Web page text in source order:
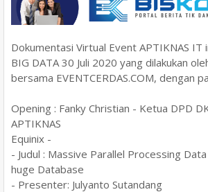
Dokumentasi Virtual Event APTIKNAS IT
BIG DATA 30 Juli 2020 yang dilakukan
bersama EVENTCERDAS.COM, dengan
Opening : Fanky Christian - Ketua DPD
APTIKNAS
Equinix -
- Judul : Massive Parallel Processing
huge Database
- Presenter: Julyanto Sutandang